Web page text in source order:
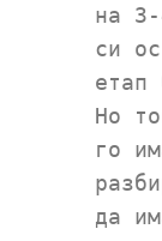
на
си
етап
Но
го
да